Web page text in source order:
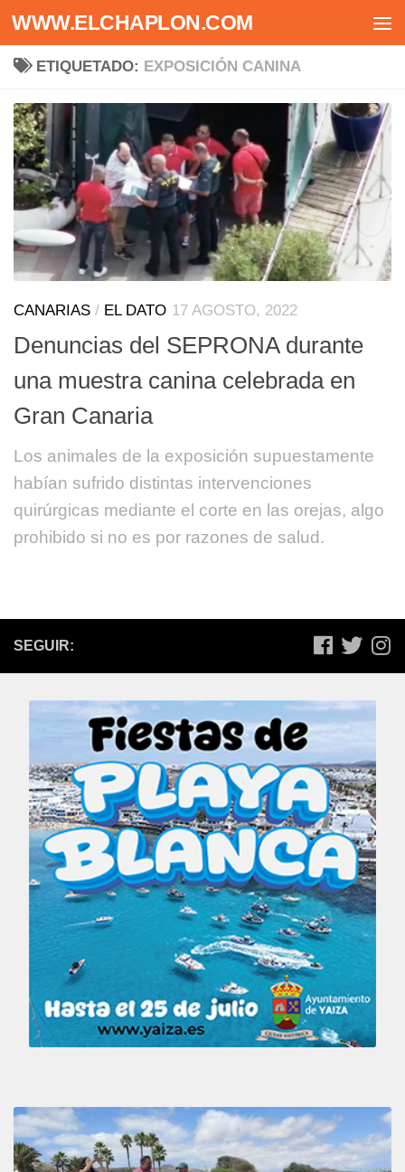
Saltar al contenido
WWW.ELCHAPLON.COM
ETIQUETADO: EXPOSICIÓN CANINA
CANARIAS / EL DATO 17 AGOSTO, 2022
Denuncias del SEPRONA durante
una muestra canina celebrada en
Gran Canaria
Los animales de la exposición supuestamente
habían sufrido distintas intervenciones
quirúrgicas mediante el corte en las orejas, algo
prohibido si no es por razones de salud.
SEGUIR: